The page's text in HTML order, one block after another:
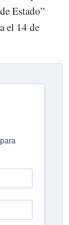
Estado”
el 14 de